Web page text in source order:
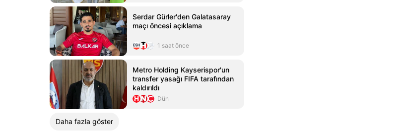
Serdar Gürler'den Galatasaray
maçı öncesi açıklama
1 saat önce
Metro Holding Kayserispor'un
transfer yasağı FIFA tarafından
kaldırıldı
Dün
Daha fazla göster